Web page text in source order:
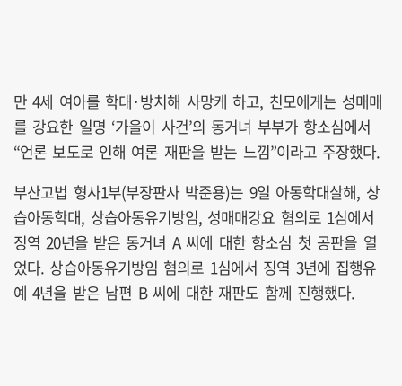
만 4세 여아를 학대·방치해 사망케 하고, 친모에게는 성매매
를 강요한 일명 ‘가을이 사건’의 동거녀 부부가 항소심에서
“언론 보도로 인해 여론 재판을 받는 느낌”이라고 주장했다.
부산고법 형사1부(부장판사 박준용)는 9일 아동학대살해, 상
습아동학대, 상습아동유기방임, 성매매강요 혐의로 1심에서
징역 20년을 받은 동거녀 A 씨에 대한 항소심 첫 공판을 열
었다. 상습아동유기방임 혐의로 1심에서 징역 3년에 집행유
예 4년을 받은 남편 B 씨에 대한 재판도 함께 진행했다.